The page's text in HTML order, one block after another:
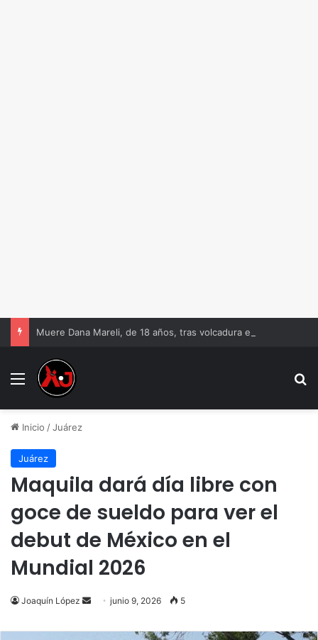
Menu
Inicio /Juárez
Juárez
Maquila dará día libre con
goce de sueldo para ver el
debut de México en el
Mundial 2026
Joaquín López
Send
email
junio 9, 2026 5